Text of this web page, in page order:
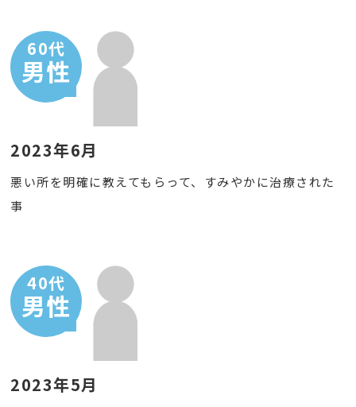
60代
男性
2023年6月
悪い所を明確に教えてもらって、すみやかに治療された
事
40代
男性
2023年5月